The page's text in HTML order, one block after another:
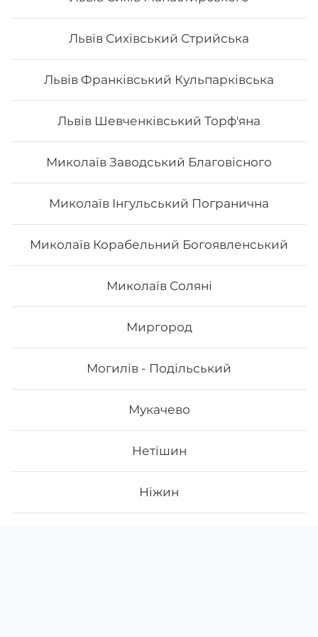
Львів Сихівський Стрийська
Львів Франківський Кульпарківська
Львів Шевченківський Торф'яна
Миколаїв Заводський Благовісного
Миколаїв Інгульський Погранична
Миколаїв Корабельний Богоявленський
Миколаїв Соляні
Миргород
Могилів - Подільський
Мукачево
Нетішин
Ніжин
sushi, то ви приємно здивуєтесь низькою ціною суші.
різноманітні страви, які готуються як з морських,
сума замовлення перевищує 600 гривень, замовлення
до 600 грн. – доставка 80 грн.